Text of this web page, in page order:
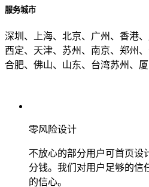
服务城市
深圳、上海、北京、广州、香港
西定、天津、苏州、南京、郑州
合肥、佛山、山东、台湾苏州、
零风险设计
不放心的部分用户可首页设
分钱。我们对用户足够的信
的信心。